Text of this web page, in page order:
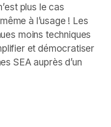
plus le cas
à l’usage ! Les
moins techniques
et démocratiser
SEA auprès d’un